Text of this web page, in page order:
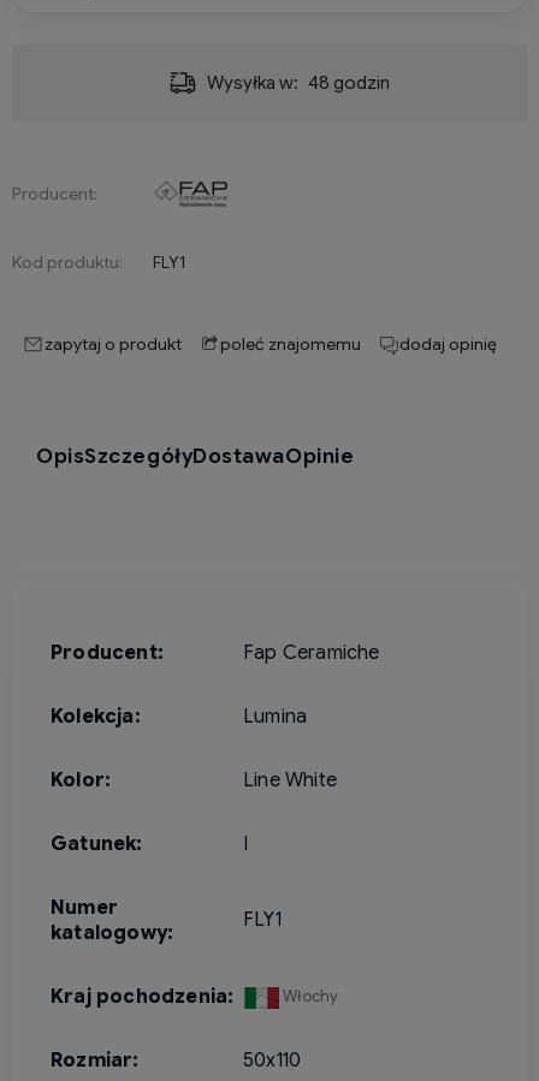
Wysyłka w: 48 godzin
Producent:
Kod produktu: FLY1
zapytaj o produkt poleć znajomemu dodaj opinię
OpisSzczegółyDostawaOpinie
Producent: Fap Ceramiche
Kolekcja: Lumina
Kolor: Line White
Gatunek: I
Numer
katalogowy:
FLY1
Kraj pochodzenia: Włochy
Rozmiar: 50x110